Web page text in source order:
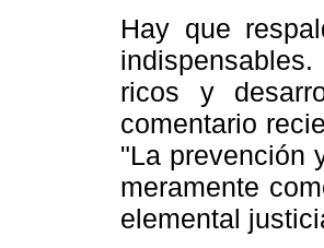
Hay que
ricos y
comentario
"La prevención
meramente
elemental